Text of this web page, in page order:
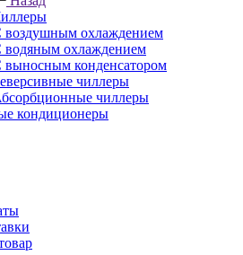
воздушным охлаждением
водяным охлаждением
выносным конденсатором
чиллеры
чиллеры
кондиционеры